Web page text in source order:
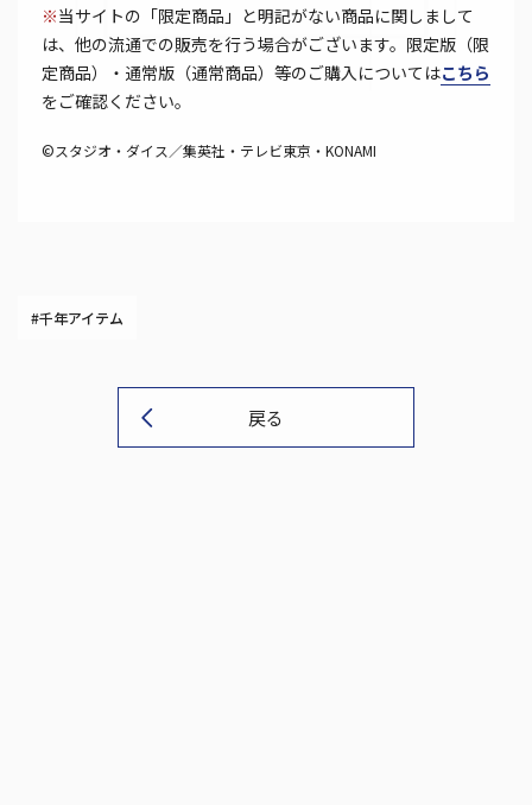
※当サイトの「限定商品」と明記がない商品に関しまして
は、他の流通での販売を行う場合がございます。限定版（限
定商品）・通常版（通常商品）等のご購入についてはこちら
をご確認ください。
©スタジオ・ダイス／集英社・テレビ東京・KONAMI
#千年アイテム
戻る